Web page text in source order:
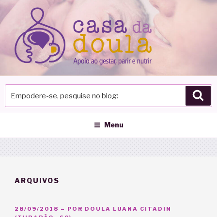
Pular
para
conteúdo
pesquise
blog
Menu
ARQUIVOS
PUBLICADO
28/09/2018 – POR DOULA LUANA CITADIN